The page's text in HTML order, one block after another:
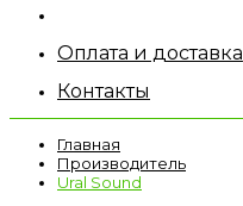
Оплата и доставка
Контакты
Главная
Производитель
Ural Sound